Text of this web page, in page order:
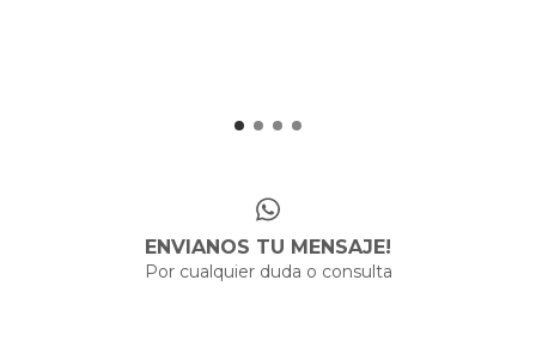
ENVIANOS TU MENSAJE!
Por cualquier duda o consulta